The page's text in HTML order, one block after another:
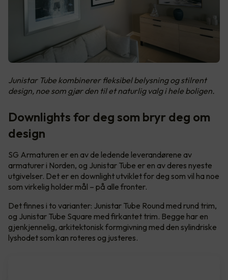
Junistar Tube kombinerer fleksibel belysning og stilrent
design, noe som gjør den til et naturlig valg i hele boligen.
Downlights for deg som bryr deg om
design
SG Armaturen er en av de ledende leverandørene av
armaturer i Norden, og Junistar Tube er en av deres nyeste
utgivelser. Det er en downlight utviklet for deg som vil ha noe
som virkelig holder mål – på alle fronter.
Det finnes i to varianter: Junistar Tube Round med rund trim,
og Junistar Tube Square med firkantet trim. Begge har en
gjenkjennelig, arkitektonisk formgivning med den sylindriske
lyshodet som kan roteres og justeres.